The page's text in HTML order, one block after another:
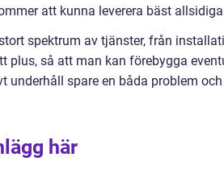
att kunna leverera bäst
spektrum av tjänster, från
plus, så att man kan förebygga
spare en båda problem
här